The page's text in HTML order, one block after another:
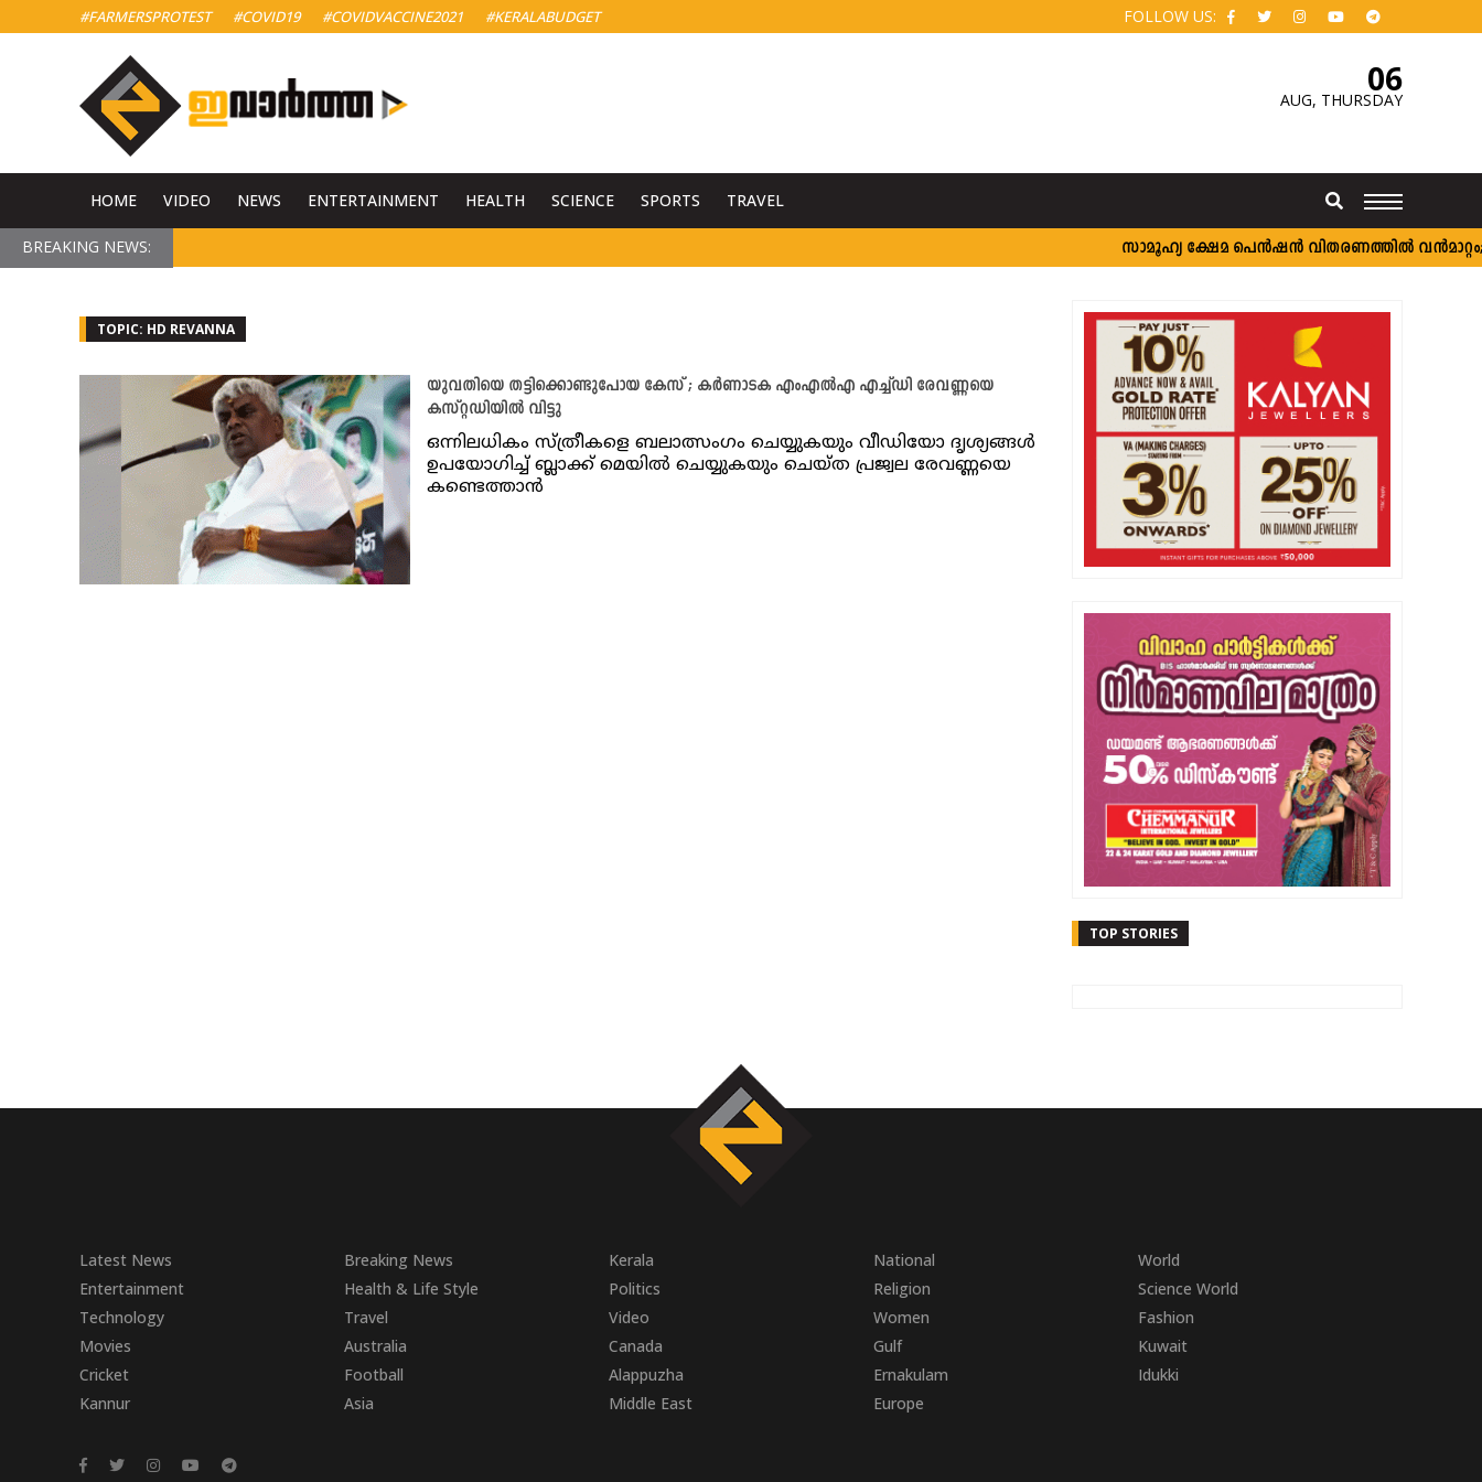
#FARMERSPROTEST #COVID19 #COVIDVACCINE2021 #KERALABUDGET FOLLOW US:
06
AUG, THURSDAY
HOME VIDEO NEWS ENTERTAINMENT HEALTH SCIENCE SPORTS TRAVEL
BREAKING NEWS: സാമൂഹ്യ ക്ഷേമ പെൻഷൻ വിതരണത്തിൽ വൻമാറ്റം;
TOPIC: HD REVANNA
യുവതിയെ തട്ടിക്കൊണ്ടുപോയ കേസ് ; കർണാടക എംഎൽഎ എച്ച്‌ഡി രേവണ്ണയെ
കസ്റ്റഡിയിൽ വിട്ടു
ഒന്നിലധികം സ്ത്രീകളെ ബലാത്സംഗം ചെയ്യുകയും വീഡിയോ ദൃശ്യങ്ങൾ
ഉപയോഗിച്ച് ബ്ലാക്ക് മെയിൽ ചെയ്യുകയും ചെയ്ത പ്രജ്വല രേവണ്ണയെ
കണ്ടെത്താൻ
TOP STORIES
Latest News Breaking News Kerala National
World
Entertainment
Health & Life Style Politics Religion
Science World
Technology
Travel Video Women
Fashion
Movies
Australia Canada Gulf
Kuwait
Cricket
Football Alappuzha Ernakulam
Idukki
Kannur
Asia Middle East Europe